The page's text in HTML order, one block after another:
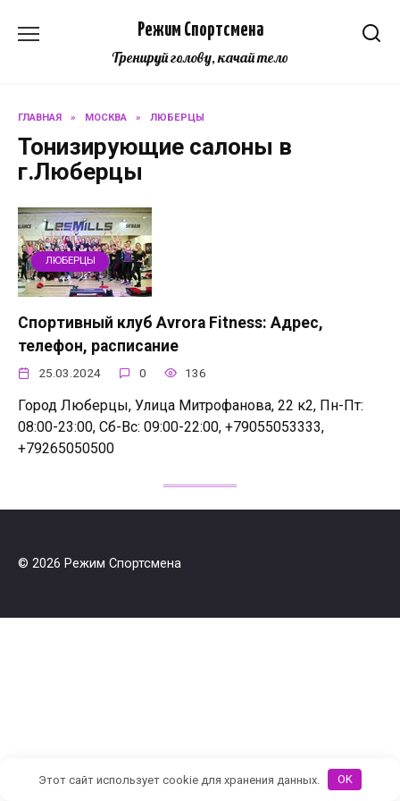
Режим Спортсмена
Тренируй голову, качай тело
ГЛАВНАЯ » МОСКВА » ЛЮБЕРЦЫ
Тонизирующие салоны в
г.Люберцы
ЛЮБЕРЦЫ
Спортивный клуб Avrora Fitness: Адрес,
телефон, расписание
25.03.2024 0 136
Город Люберцы, Улица Митрофанова, 22 к2, Пн-Пт:
08:00-23:00, Сб-Вс: 09:00-22:00, +79055053333,
+79265050500
© 2026 Режим Спортсмена
Этот сайт использует cookie для хранения данных. OK